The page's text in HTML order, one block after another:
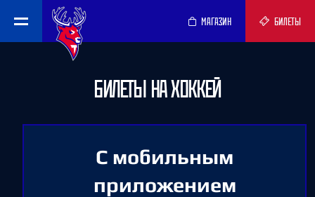
МАГАЗИН БИЛЕТЫ
БИЛЕТЫ НА ХОККЕЙ
С мобильным
приложением